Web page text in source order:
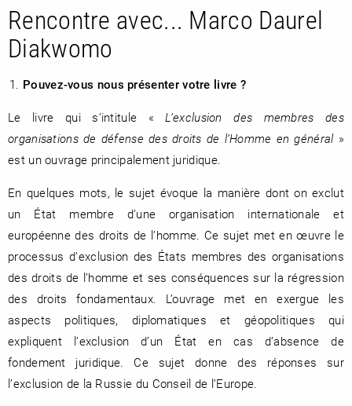
TOUT LE CATALOGUE
Rencontre avec... Marco Daurel
Diakwomo
Pouvez-vous nous présenter votre livre ?
Le livre qui s’intitule «L’exclusion des membres des
organisations de défense des droits de l’Homme en général »
est un ouvrage principalement juridique.
En quelques mots, le sujet évoque la manière dont on exclut
un État membre d’une organisation internationale et
européenne des droits de l’homme. Ce sujet met en œuvre le
processus d’exclusion des États membres des organisations
des droits de l’homme et ses conséquences sur la régression
des droits fondamentaux. L’ouvrage met en exergue les
aspects politiques, diplomatiques et géopolitiques qui
expliquent l’exclusion d’un État en cas d’absence de
fondement juridique. Ce sujet donne des réponses sur
l’exclusion de la Russie du Conseil de l’Europe.